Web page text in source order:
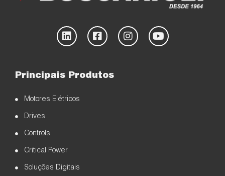
Principais Produtos
Motores Elétricos
Drives
Controls
Critical Power
Soluções Digitais